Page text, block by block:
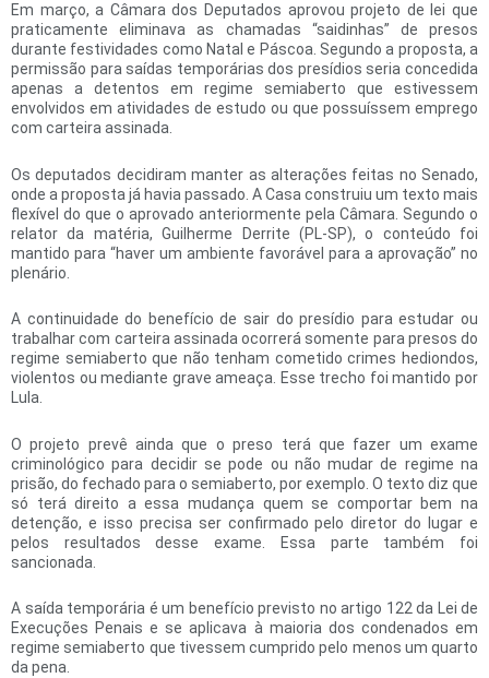
Em março, a Câmara dos Deputados aprovou projeto de lei que
praticamente eliminava as chamadas “saidinhas” de presos
durante festividades como Natal e Páscoa. Segundo a proposta, a
permissão para saídas temporárias dos presídios seria concedida
apenas a detentos em regime semiaberto que estivessem
envolvidos em atividades de estudo ou que possuíssem emprego
com carteira assinada.
Os deputados decidiram manter as alterações feitas no Senado,
onde a proposta já havia passado. A Casa construiu um texto mais
flexível do que o aprovado anteriormente pela Câmara. Segundo o
relator da matéria, Guilherme Derrite (PL-SP), o conteúdo foi
mantido para “haver um ambiente favorável para a aprovação” no
plenário.
A continuidade do benefício de sair do presídio para estudar ou
trabalhar com carteira assinada ocorrerá somente para presos do
regime semiaberto que não tenham cometido crimes hediondos,
violentos ou mediante grave ameaça. Esse trecho foi mantido por
Lula.
O projeto prevê ainda que o preso terá que fazer um exame
criminológico para decidir se pode ou não mudar de regime na
prisão, do fechado para o semiaberto, por exemplo. O texto diz que
só terá direito a essa mudança quem se comportar bem na
detenção, e isso precisa ser confirmado pelo diretor do lugar e
pelos resultados desse exame. Essa parte também foi
sancionada.
A saída temporária é um benefício previsto no artigo 122 da Lei de
Execuções Penais e se aplicava à maioria dos condenados em
regime semiaberto que tivessem cumprido pelo menos um quarto
da pena.